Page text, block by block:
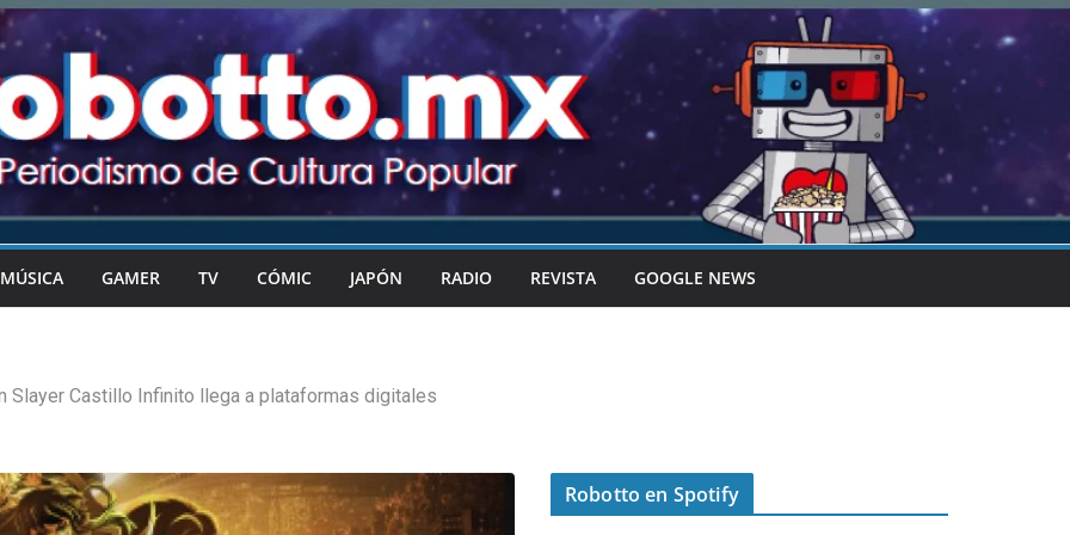
MÚSICA GAMER TV CÓMIC JAPÓN RADIO REVISTA GOOGLE NEWS
Slayer Castillo Infinito llega a plataformas digitales
Robotto en Spotify